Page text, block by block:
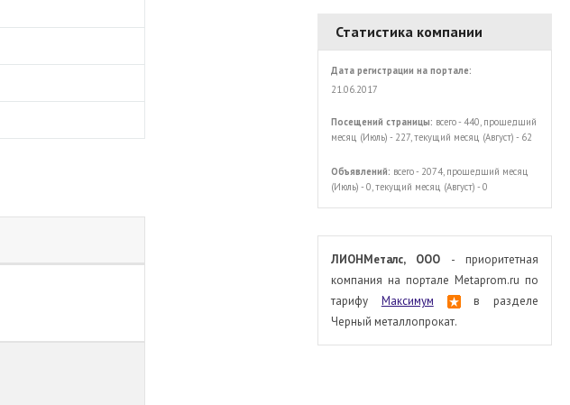
Статистика компании
Дата регистрации на портале:
21.06.2017
Посещений страницы: всего - 440, прошедший
месяц (Июль) - 227, текущий месяц (Август) - 62
Объявлений: всего - 2074, прошедший месяц
(Июль) - 0, текущий месяц (Август) - 0
ЛИОНМеталс, ООО - приоритетная
компания на портале Metaprom.ru по
тарифу Максимум
в разделе
Черный металлопрокат.